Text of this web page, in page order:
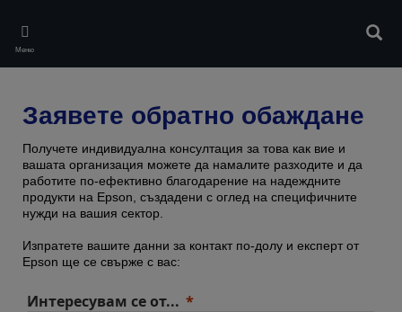
main
content
Меню
Заявете обратно обаждане
Получете индивидуална консултация за това как вие и
вашата организация можете да намалите разходите и да
работите по-ефективно благодарение на надеждните
продукти на Epson, създадени с оглед на специфичните
нужди на вашия сектор.
Изпратете вашите данни за контакт по-долу и експерт от
Epson ще се свърже с вас:
Интересувам се от...